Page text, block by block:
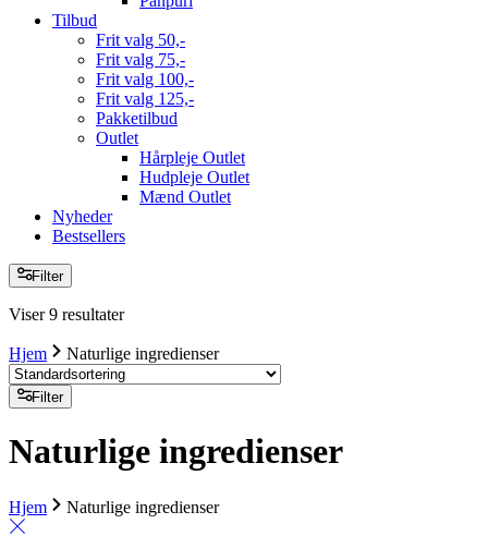
Tilbud
Frit valg 50,-
Frit valg 75,-
Frit valg 100,-
Frit valg 125,-
Pakketilbud
Outlet
Hårpleje Outlet
Hudpleje Outlet
Mænd Outlet
Nyheder
Bestsellers
Filter
Viser 9 resultater
Hjem Naturlige ingredienser
Filter
Naturlige ingredienser
Hjem Naturlige ingredienser